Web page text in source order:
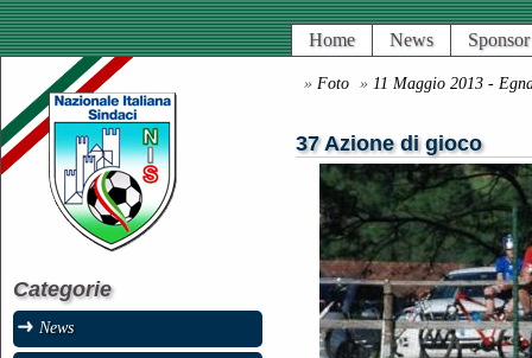
Home News Sponsor
» Foto » 11 Maggio 2013 -
37 Azione di gioco
Categorie
News